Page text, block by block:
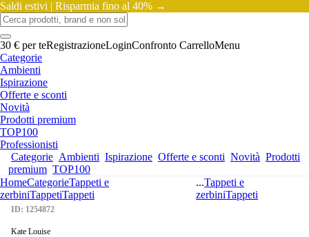
Saldi estivi | Risparmia fino al 40% →
30 € per teRegistrazioneLoginConfronto CarrelloMenu
Categorie
Ambienti
Ispirazione
Offerte e sconti
Novità
Prodotti premium
TOP100
Professionisti
Categorie Ambienti Ispirazione Offerte e sconti Novità Prodotti
premium TOP100
HomeCategorieTappeti e
zerbiniTappetiTappeti
...Tappeti e
zerbiniTappeti
ID: 1254872
Kate Louise